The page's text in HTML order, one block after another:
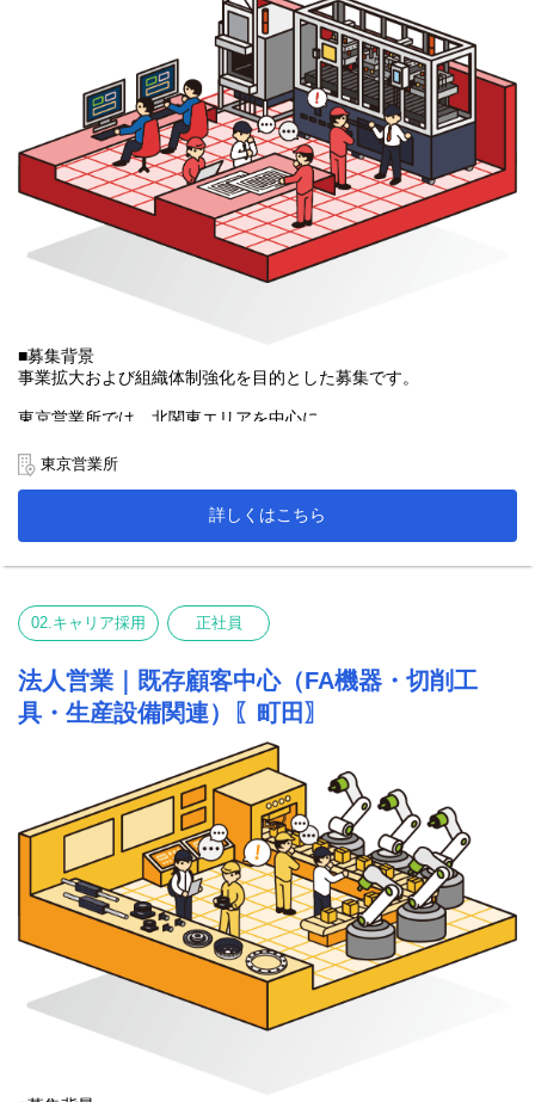
■募集背景
事業拡大および組織体制強化を目的とした募集です。
東京営業所では、北関東エリアを中心に、
FA機器や自動化設備に関する提案ニーズが拡大しています。
今後もお客様一社一社に丁寧に向き合い、
提案品質を高めていくため、営業体制の強化が必要と考え、
新たなメンバーを募集することになりました。
東京営業所
詳しくはこちら
02.キャリア採用 正社員
法人営業｜既存顧客中心（FA機器・切削工
具・生産設備関連）〖町田〗